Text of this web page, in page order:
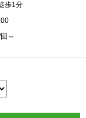
歩1分
～